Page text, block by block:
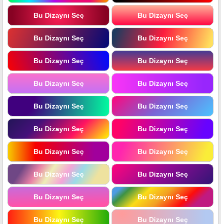
Bu Dizaynı Seç Bu Dizaynı Seç
Bu Dizaynı Seç Bu Dizaynı Seç
Bu Dizaynı Seç Bu Dizaynı Seç
Bu Dizaynı Seç Bu Dizaynı Seç
Bu Dizaynı Seç Bu Dizaynı Seç
Bu Dizaynı Seç Bu Dizaynı Seç
Bu Dizaynı Seç Bu Dizaynı Seç
Bu Dizaynı Seç Bu Dizaynı Seç
Bu Dizaynı Seç Bu Dizaynı Seç
Bu Dizaynı Seç Bu Dizaynı Seç